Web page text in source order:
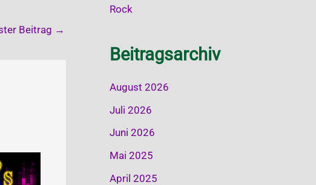
Beitrag →
Rock
Beitragsarchiv
August 2026
Juli 2026
Juni 2026
Mai 2025
April 2025